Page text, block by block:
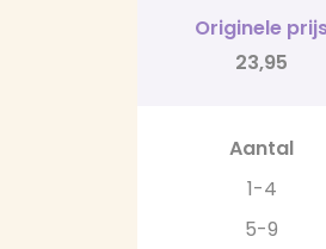
Originele
23,95
Aantal
1-4
5-9